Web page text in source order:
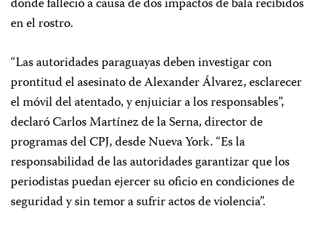
donde falleció a causa de dos impactos de bala recibidos
en el rostro.
“Las autoridades paraguayas deben investigar con
prontitud el asesinato de Alexander Álvarez, esclarecer
el móvil del atentado, y enjuiciar a los responsables”,
declaró Carlos Martínez de la Serna, director de
programas del CPJ, desde Nueva York. “Es la
responsabilidad de las autoridades garantizar que los
periodistas puedan ejercer su oficio en condiciones de
seguridad y sin temor a sufrir actos de violencia”.